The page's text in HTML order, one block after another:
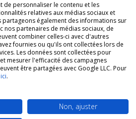
La boutique religieuse chrétienne de
de personnaliser le contenu et les
relatives aux médias sociaux et
également des informations sur
nos partenaires de médias sociaux, de
combiner celles-ci avec d'autres
fournies ou qu'ils ont collectées lors de
Les données sont collectées pour
mesurer l'efficacité des campagnes
être partagées avec Google LLC. Pour
.
Non, ajuster